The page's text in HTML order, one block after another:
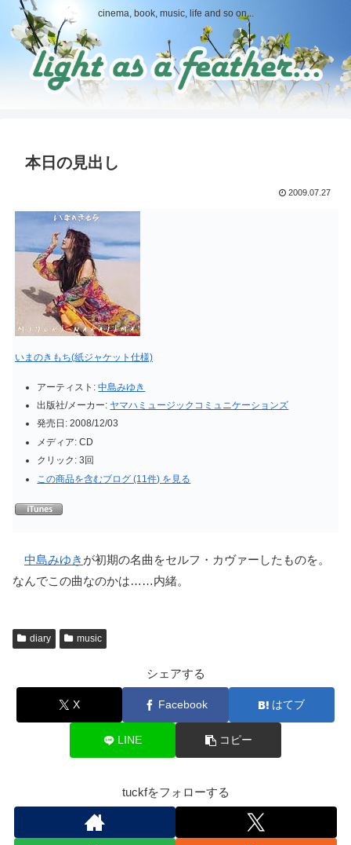
cinema, book, music, life and so on...
本日の見出し
2009.07.27
いまのきもち(紙ジャケット仕様)
アーティスト: 中島みゆき
出版社/メーカー: ヤマハミュージックコミュニケーションズ
発売日: 2008/12/03
メディア: CD
クリック : 3回
この商品を含むブログ (11件) を見る
中島みゆき が初期の名曲をセルフ・カヴァーしたものを。
なんでこの曲なのかは……内緒。
diary music
シェアする
X Facebook はてブ
LINE コピー
tuckfをフォローする